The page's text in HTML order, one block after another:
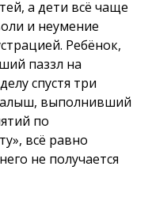
а дети всё чаще
и неумение
Ребёнок,
паззл на
спустя три
выполнивший
по
всё равно
не получается